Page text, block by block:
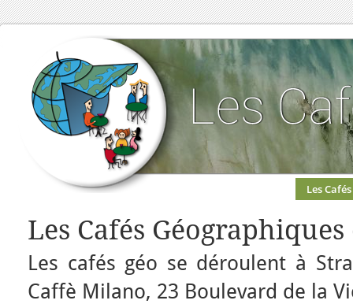
Les Cafés
Les Cafés
Les cafés géo se déroulent à
Caffè Milano, 23 Boulevard de la